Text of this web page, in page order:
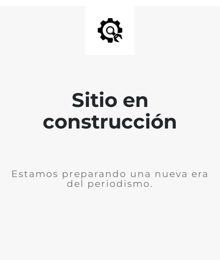
Sitio en
construcción
Estamos preparando una nueva era
del periodismo.